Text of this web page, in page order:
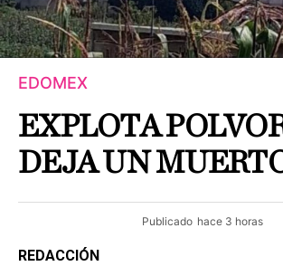
EDOMEX
EXPLOTA
DEJA UN
Publicado hace 3 horas
REDACCIÓN